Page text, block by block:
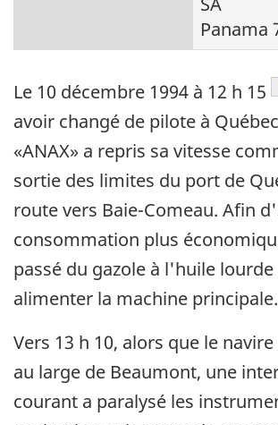
Panama
Le 10 décembre 1994 à 12 h 15
avoir changé de pilote à
«ANAX» a repris sa vitesse
sortie des limites du port de
route vers Baie-Comeau. Afin
consommation plus
passé du gazole à l'huile
alimenter la machine principale.
Vers 13 h 10, alors que le
au large de Beaumont, une
courant a paralysé les